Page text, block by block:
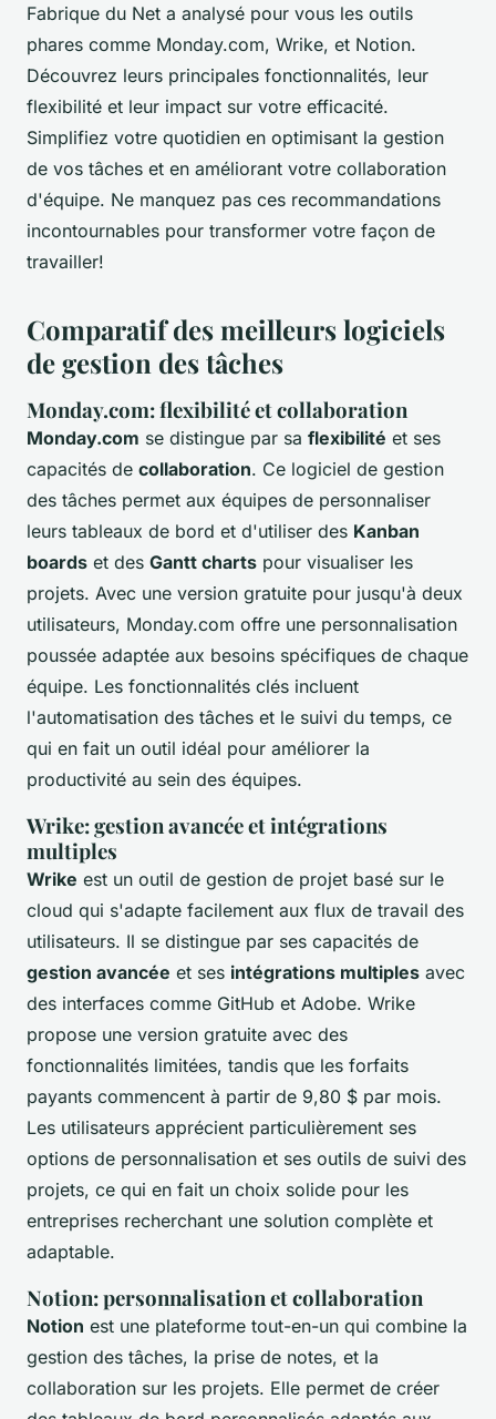
Fabrique du Net a analysé pour vous les outils
phares comme Monday.com, Wrike, et Notion.
Découvrez leurs principales fonctionnalités, leur
flexibilité et leur impact sur votre efficacité.
Simplifiez votre quotidien en optimisant la gestion
de vos tâches et en améliorant votre collaboration
d'équipe. Ne manquez pas ces recommandations
incontournables pour transformer votre façon de
travailler!
Comparatif des meilleurs logiciels
de gestion des tâches
Monday.com: flexibilité et collaboration
Monday.com se distingue par sa flexibilité et ses
capacités de collaboration. Ce logiciel de gestion
des tâches permet aux équipes de personnaliser
leurs tableaux de bord et d'utiliser des Kanban
boards et des Gantt charts pour visualiser les
projets. Avec une version gratuite pour jusqu'à deux
utilisateurs, Monday.com offre une personnalisation
poussée adaptée aux besoins spécifiques de chaque
équipe. Les fonctionnalités clés incluent
l'automatisation des tâches et le suivi du temps, ce
qui en fait un outil idéal pour améliorer la
productivité au sein des équipes.
Wrike: gestion avancée et intégrations
multiples
Wrike est un outil de gestion de projet basé sur le
cloud qui s'adapte facilement aux flux de travail des
utilisateurs. Il se distingue par ses capacités de
gestion avancée et ses intégrations multiples avec
des interfaces comme GitHub et Adobe. Wrike
propose une version gratuite avec des
fonctionnalités limitées, tandis que les forfaits
payants commencent à partir de 9,80 $ par mois.
Les utilisateurs apprécient particulièrement ses
options de personnalisation et ses outils de suivi des
projets, ce qui en fait un choix solide pour les
entreprises recherchant une solution complète et
adaptable.
Notion: personnalisation et collaboration
Notion est une plateforme tout-en-un qui combine la
gestion des tâches, la prise de notes, et la
collaboration sur les projets. Elle permet de créer